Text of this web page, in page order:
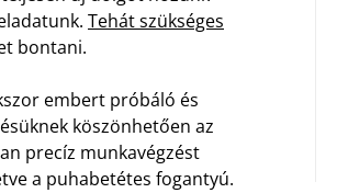
Tehát szükséges
bontani.
embert próbáló és
köszönhetően az
precíz munkavégzést
a puhabetétes fogantyú.